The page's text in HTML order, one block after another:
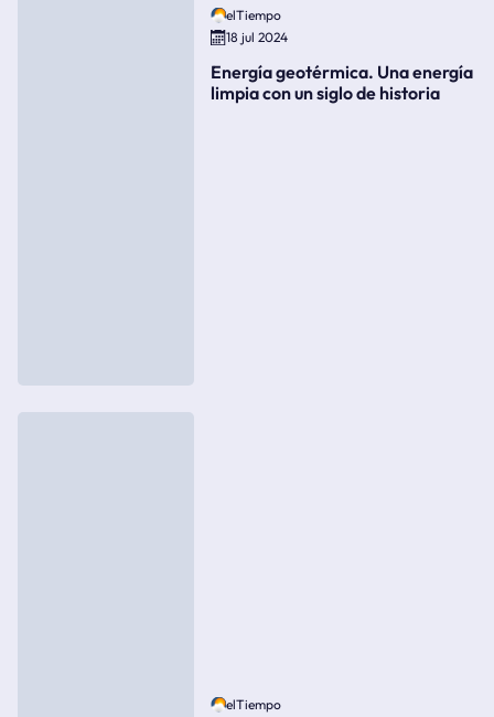
elTiempo
18 jul 2024
Energía geotérmica. Una energía
limpia con un siglo de historia
elTiempo